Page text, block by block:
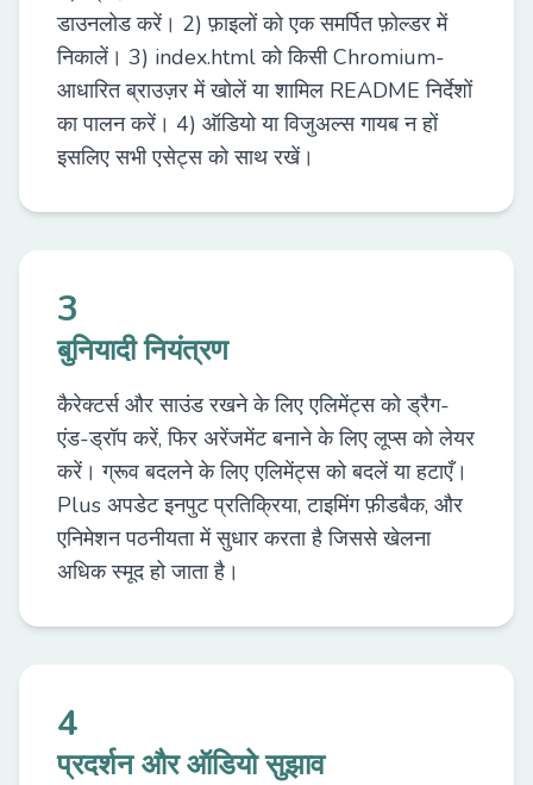
डाउनलोड करें। 2) फ़ाइलों को एक समर्पित फ़ोल्डर में
निकालें। 3) index.html को किसी Chromium-
आधारित ब्राउज़र में खोलें या शामिल README निर्देशों
का पालन करें। 4) ऑडियो या विजुअल्स गायब न हों
इसलिए सभी एसेट्स को साथ रखें।
3
बुनियादी नियंत्रण
कैरेक्टर्स और साउंड रखने के लिए एलिमेंट्स को ड्रैग-
एंड-ड्रॉप करें, फिर अरेंजमेंट बनाने के लिए लूप्स को लेयर
करें। ग्रूव बदलने के लिए एलिमेंट्स को बदलें या हटाएँ।
Plus अपडेट इनपुट प्रतिक्रिया, टाइमिंग फ़ीडबैक, और
एनिमेशन पठनीयता में सुधार करता है जिससे खेलना
अधिक स्मूद हो जाता है।
4
प्रदर्शन और ऑडियो सुझाव